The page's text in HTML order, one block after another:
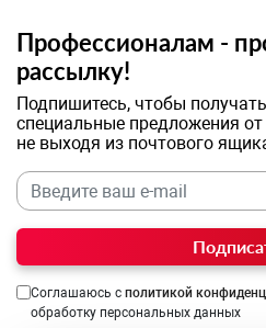
Профессионалам -
рассылку!
Подпишитесь, чтобы
специальные предложения от
не выходя из почтового
Соглашаюсь с политикой
обработку персональных данных